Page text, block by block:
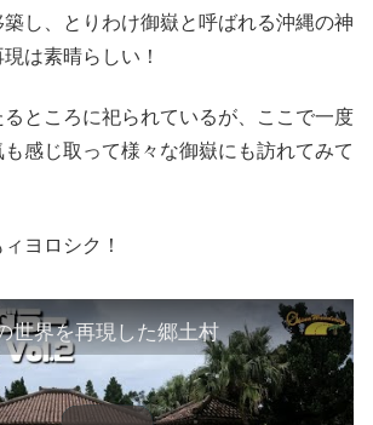
し、とりわけ御嶽と呼ばれる沖縄の神
は素晴らしい！
ところに祀られているが、ここで一度
感じ取って様々な御嶽にも訪れてみて
ヨロシク！
世界を再現した郷土村